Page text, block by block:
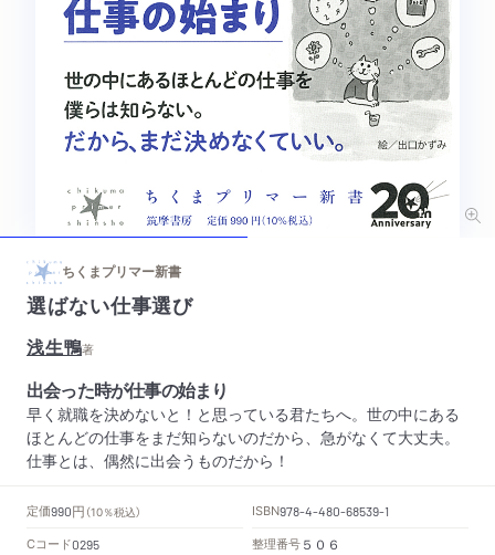
ちくまプリマー新書
選ばない仕事選び
浅生鴨著
出会った時が仕事の始まり
早く就職を決めないと！と思っている君たちへ。世の中にある
ほとんどの仕事をまだ知らないのだから、急がなくて大丈夫。
仕事とは、偶然に出会うものだから！
定価990円 （10％税込） ISBN978-4-480-68539-1
Cコード0295 整理番号 ５０６